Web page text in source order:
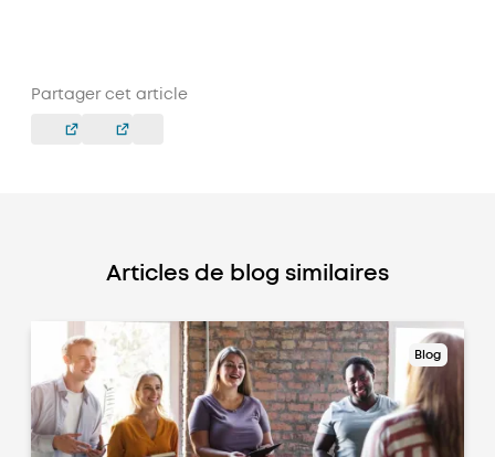
Partager cet article
Articles de blog similaires
Blog